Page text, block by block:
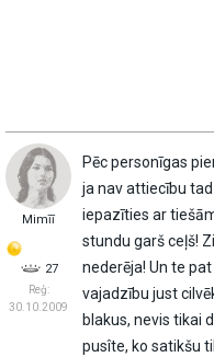
Mimīī
27
Reģ:
30.10.2009
Pēc personīgas
ja nav attiecību
iepazīties ar
stundu garš ceļš!
nederēja! Un te
vajadzību just
blakus, nevis tikai
pusîte, ko satikšu